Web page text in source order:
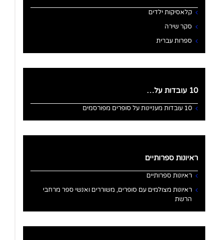
קלאסיקות ילדים
סקר שירה
ספרות עברית
10 עובדות על…
10 עובדות מעניינות על סופרים מפורסמים
ראיונות ספרותיים
ראיונות ספרותיים
ראיונות מצולמים עם סופרים, משוררים ואנשי ספר מרחבי
הרשת